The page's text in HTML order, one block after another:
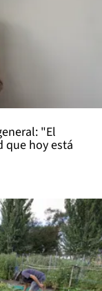
"El
que hoy está